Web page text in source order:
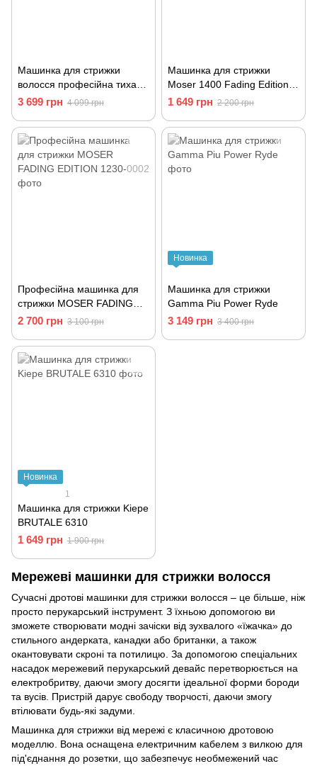
Машинка для стрижки
волосся професійна тиха
від мережі Jaguar CM 2000
3 699 грн 4 099 грн
Машинка для стрижки
Moser 1400 Fading Edition,
бордова 1400-0002
1 649 грн 2 200 грн
Професійна машинка для
стрижки MOSER FADING
EDITION 1230-0002
2 700 грн 3 100 грн
Новинка
Машинка для стрижки
Gamma Piu Power Ryde
3 149 грн 3 400 грн
Новинка
1
Машинка для стрижки Kiepe
BRUTALE 6310
1 649 грн 1 900 грн
Мережеві машинки для стрижки волосся
Сучасні дротові машинки для стрижки волосся – це більше, ніж
просто перукарський інструмент. З їхньою допомогою ви
зможете створювати модні зачіски від зухвалого «їжачка» до
стильного андерката, канадки або британки, а також
окантовувати скроні та потилицю. За допомогою спеціальних
насадок мережевий перукарський девайс перетворюється на
електробритву, даючи змогу досягти ідеальної форми бороди
та вусів. Пристрій дарує свободу творчості, даючи змогу
втілювати будь-які задуми.
Машинка для стрижки від мережі є класичною дротовою
моделлю. Вона оснащена електричним кабелем з вилкою для
під'єднання до розетки, що забезпечує необмежений час